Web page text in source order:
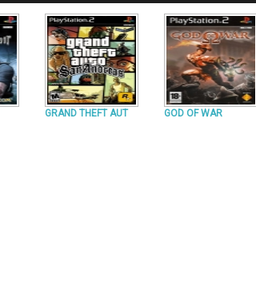
GRAND THEFT AUT GOD OF WAR